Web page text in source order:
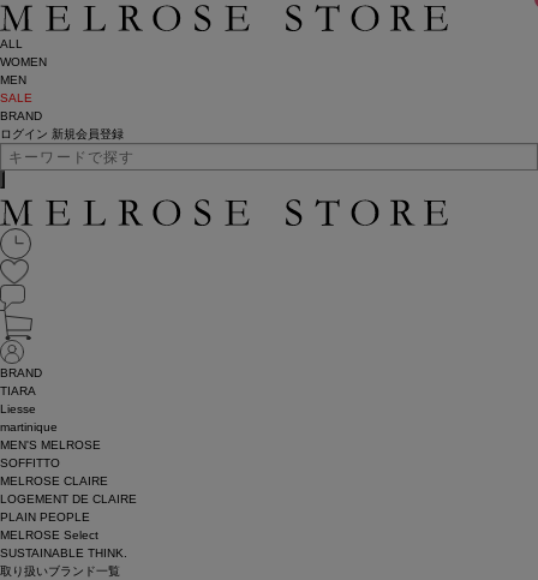
ALL
WOMEN
MEN
SALE
BRAND
ログイン 新規会員登録
BRAND
TIARA
Liesse
martinique
MEN'S MELROSE
SOFFITTO
MELROSE CLAIRE
LOGEMENT DE CLAIRE
PLAIN PEOPLE
MELROSE Select
SUSTAINABLE THINK.
取り扱いブランド一覧